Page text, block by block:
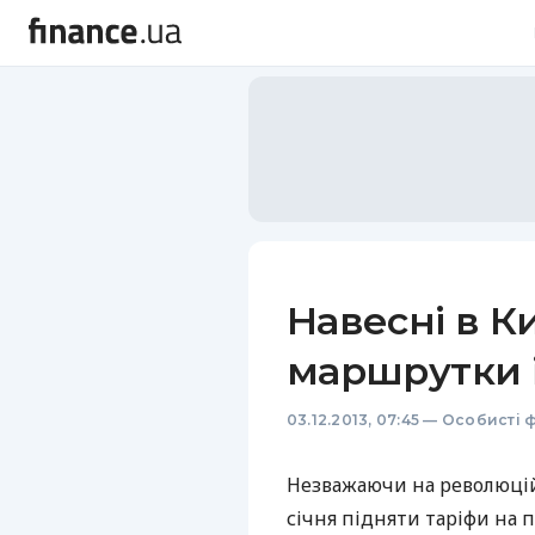
Навесні в
маршрутки і
03.12.2013, 07:45 — Особисті
Незважаючи на
січня підняти таріфи на